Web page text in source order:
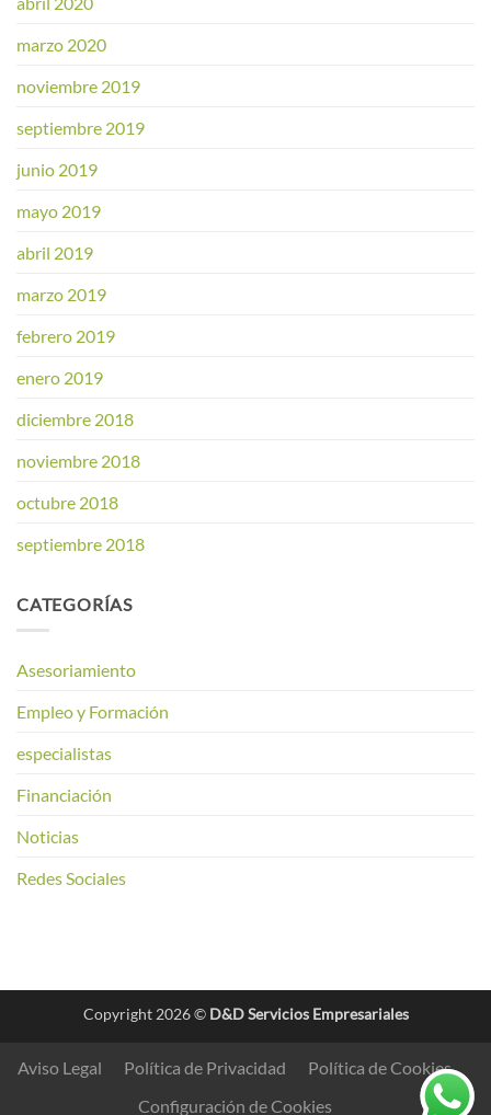
marzo 2020
noviembre 2019
septiembre 2019
junio 2019
mayo 2019
abril 2019
marzo 2019
febrero 2019
enero 2019
diciembre 2018
noviembre 2018
octubre 2018
septiembre 2018
CATEGORÍAS
Asesoriamiento
Empleo y Formación
especialistas
Financiación
Noticias
Redes Sociales
Copyright 2026 © D&D Servicios Empresariales
Aviso Legal Política de Privacidad
Política de Cookies
Configuración de Cookies